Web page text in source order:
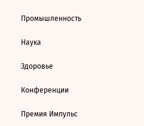
Промышленность
Наука
Здоровье
Конференции
Премия Импульс